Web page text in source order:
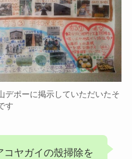
ポーに掲示していただいたそ
す
ヤガイの殼掃除を